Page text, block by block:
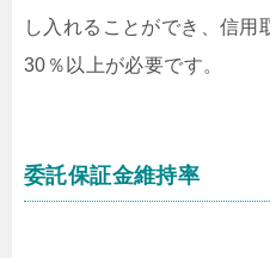
し入れることができ、信用
30％以上が必要です。
委託保証金維持率